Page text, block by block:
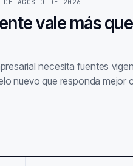
DE AGOSTO DE 2026
vale más
necesita fuentes
nuevo que responda mejor